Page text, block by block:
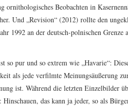
ornithologisches Beobachten in
Und „Revision“ (2012) rollte den
1992 an der deutsch-polnischen
so pur und so extrem wie „Havarie“:
als jede verfilmte Meinungsäußerung
ist. Während die letzten Einzelbilder
Hinschauen, das kann ja jeder, so als